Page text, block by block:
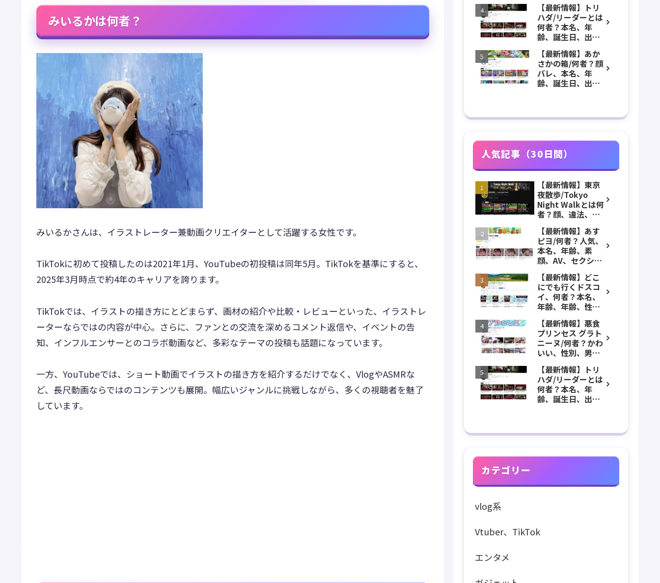
みいるかは何者？
みいるかさんは、イラストレーター兼動画クリエイターとして活躍する女性です。
TikTokに初めて投稿したのは2021年1月、YouTubeの初投稿は同年5月。TikTokを基準にすると、
2025年3月時点で約4年のキャリアを誇ります。
TikTokでは、イラストの描き方にとどまらず、画材の紹介や比較・レビューといった、イラストレ
ーターならではの内容が中心。さらに、ファンとの交流を深めるコメント返信や、イベントの告
知、インフルエンサーとのコラボ動画など、多彩なテーマの投稿も話題になっています。
一方、YouTubeでは、ショート動画でイラストの描き方を紹介するだけでなく、VlogやASMRな
ど、長尺動画ならではのコンテンツも展開。幅広いジャンルに挑戦しながら、多くの視聴者を魅了
しています。
る、身長、出身、
学歴、経歴、仕事
のプロフィール、
YouTubeチャンネ
ル紹介！
【最新情報】トリ
ハダ/リーダーとは
何者？本名、年
齢、誕生日、出
レ、ホラー、心
霊、うっちゃん、
メンバーなどのプ
ロフィール、
【最新情報】あか
さかの箱/何者？顔
バレ、本名、年
齢、誕生日、出
のプロフィール、
ル紹介！
人気記事（30日間）
【最新情報】東京
夜散歩/Tokyo
Night Walkとは何
者？顔、違法、逮
久保公園、本名、
年齢、誕生日、職
業、かわいい、彼
女などのプロフィ
ール、YouTubeチ
ャンネル紹介！
【最新情報】あす
ピヨ/何者？人気、
本名、年齢、素
顔、AV、セクシ
る、身長、出身、
学歴、経歴、仕事
のプロフィール、
YouTubeチャンネ
ル紹介！
【最新情報】どこ
にでも行くドスコ
イ、何者？本名、
年齢、年齢、性
どのプロフィー
ル、YouTubeチャ
ンネル紹介！
【最新情報】悪食
プリンセス グラト
ニーヌ/何者？かわ
いい、性別、男？
長、出身などのプ
ロフィール、
YouTubeチャンネ
ル紹介！
【最新情報】トリ
ハダ/リーダーとは
何者？本名、年
齢、誕生日、出
メンバーなどのプ
YouTubeチャンネ
カテゴリー
vlog系
Vtuber、TikTok
エンタメ